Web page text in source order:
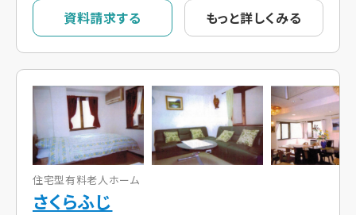
資料請求する もっと詳しくみる
住宅型有料老人ホーム
さくらふじ